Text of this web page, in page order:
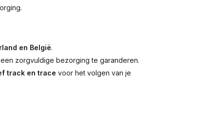
en België.
zorgvuldige bezorging te garanderen.
track en trace voor het volgen van je